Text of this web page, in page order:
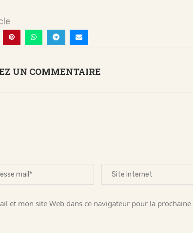
UN COMMENTAIRE
et mon site Web dans ce navigateur pour la